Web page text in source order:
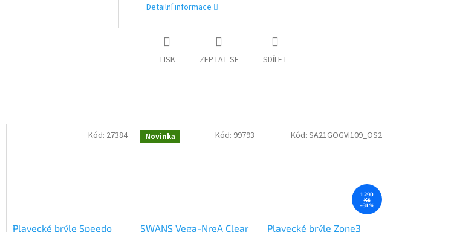
Detailní informace
TISK ZEPTAT SE SDÍLET
Plavecké brýle Speedo
Kód: 27384 Novinka
SWANS Vega-NreA Clear
Kód: 99793
1 290
Kč
–31 %
Plavecké brýle Zone3
Kód: SA21GOGVI109_OS2